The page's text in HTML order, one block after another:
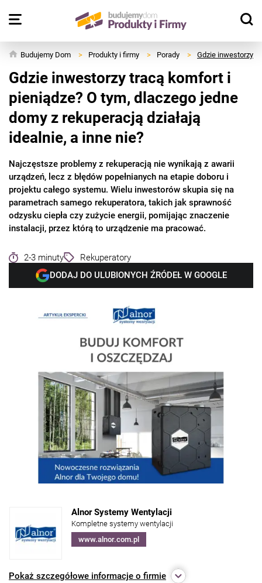
Budujemy Dom > Produkty i firmy > Porady > Gdzie inwestorzy
Gdzie inwestorzy tracą komfort i
pieniądze? O tym, dlaczego jedne
domy z rekuperacją działają
idealnie, a inne nie?
Najczęstsze problemy z rekuperacją nie wynikają z awarii
urządzeń, lecz z błędów popełnianych na etapie doboru i
projektu całego systemu. Wielu inwestorów skupia się na
parametrach samego rekuperatora, takich jak sprawność
odzysku ciepła czy zużycie energii, pomijając znaczenie
instalacji, przez którą to urządzenie ma pracować.
2-3 minuty
Rekuperatory
DODAJ DO ULUBIONYCH ŹRÓDEŁ W GOOGLE
Alnor Systemy Wentylacji
Kompletne systemy wentylacji
www.alnor.com.pl
Pokaż szczegółowe informacje o firmie